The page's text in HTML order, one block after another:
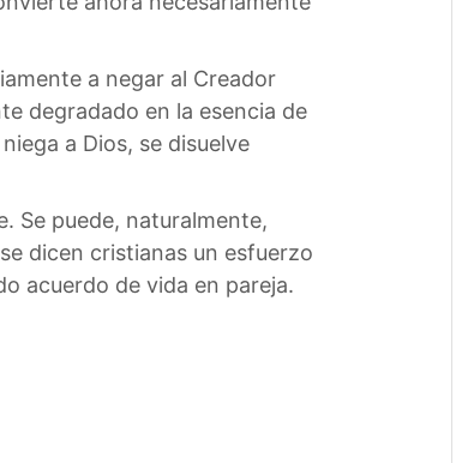
a negar al Creador
degradado en la esencia de
a Dios, se disuelve
Se puede, naturalmente,
dicen cristianas un esfuerzo
acuerdo de vida en pareja.